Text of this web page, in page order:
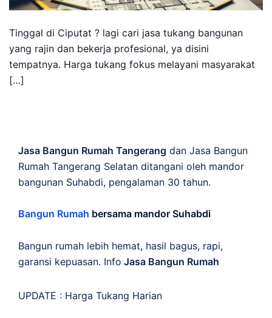
Tinggal di Ciputat ? lagi cari jasa tukang bangunan
yang rajin dan bekerja profesional, ya disini
tempatnya. Harga tukang fokus melayani masyarakat
[…]
Jasa Bangun Rumah Tangerang dan Jasa Bangun
Rumah Tangerang Selatan ditangani oleh mandor
bangunan Suhabdi, pengalaman 30 tahun.
Bangun Rumah bersama mandor Suhabdi
Bangun rumah lebih hemat, hasil bagus, rapi,
garansi kepuasan. Info Jasa Bangun Rumah
UPDATE : Harga Tukang Harian